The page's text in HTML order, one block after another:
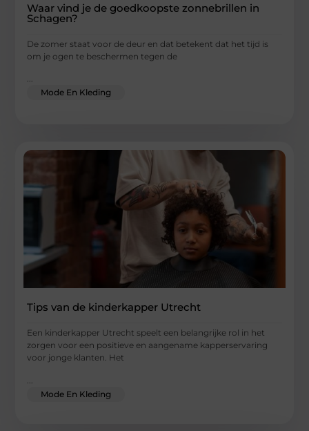
Waar vind je de goedkoopste zonnebrillen in
Schagen?
De zomer staat voor de deur en dat betekent dat het tijd is
om je ogen te beschermen tegen de
...
Mode En Kleding
Tips van de kinderkapper Utrecht
Een kinderkapper Utrecht speelt een belangrijke rol in het
zorgen voor een positieve en aangename kapperservaring
voor jonge klanten. Het
Mode En Kleding